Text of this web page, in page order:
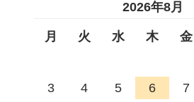
2026年8月
月 火 水 木 金
3
4 5 6 7